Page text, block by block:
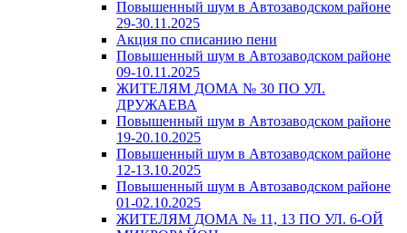
Повышенный шум в Автозаводском районе
29-30.11.2025
Акция по списанию пени
Повышенный шум в Автозаводском районе
09-10.11.2025
ЖИТЕЛЯМ ДОМА № 30 ПО УЛ.
ДРУЖАЕВА
Повышенный шум в Автозаводском районе
19-20.10.2025
Повышенный шум в Автозаводском районе
12-13.10.2025
Повышенный шум в Автозаводском районе
01-02.10.2025
ЖИТЕЛЯМ ДОМА № 11, 13 ПО УЛ. 6-ОЙ